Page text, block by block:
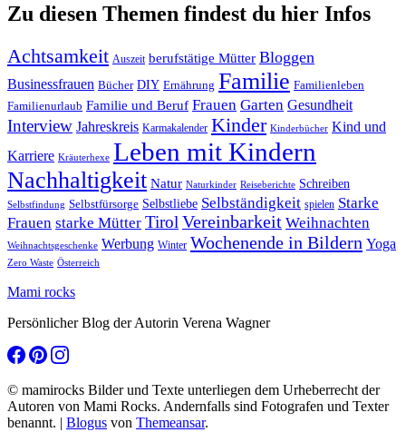
Zu diesen Themen findest du hier Infos
Achtsamkeit Auszeit berufstätige Mütter Bloggen
Businessfrauen Bücher DIY Ernährung Familie Familienleben
Familienurlaub Familie und Beruf Frauen Garten Gesundheit
Interview Jahreskreis Karmakalender Kinder Kinderbücher Kind und
Karriere Kräuterhexe Leben mit Kindern
Nachhaltigkeit Natur Naturkinder Reiseberichte Schreiben
Selbstfindung Selbstfürsorge Selbstliebe Selbständigkeit spielen Starke
Frauen starke Mütter Tirol Vereinbarkeit Weihnachten
Weihnachtsgeschenke Werbung Winter Wochenende in Bildern Yoga
Zero Waste Österreich
Mami rocks
Persönlicher Blog der Autorin Verena Wagner
© mamirocks Bilder und Texte unterliegen dem Urheberrecht der
Autoren von Mami Rocks. Andernfalls sind Fotografen und Texter
benannt. | Blogus von Themeansar.